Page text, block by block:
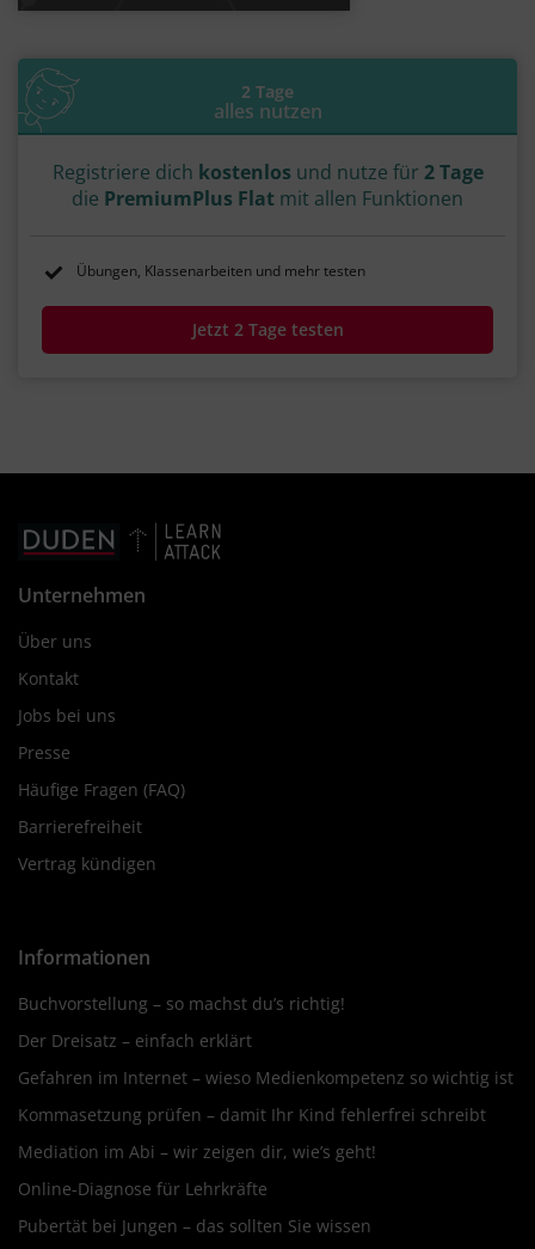
2 Tage
alles nutzen
Registriere dich kostenlos und nutze für 2 Tage
die PremiumPlus Flat mit allen Funktionen
Übungen, Klassenarbeiten und mehr testen
Jetzt 2 Tage testen
Unternehmen
Über uns
Kontakt
Jobs bei uns
Presse
Häufige Fragen (FAQ)
Barrierefreiheit
Vertrag kündigen
Informationen
Buchvorstellung – so machst du’s richtig!
Der Dreisatz – einfach erklärt
Gefahren im Internet – wieso Medienkompetenz so wichtig ist
Kommasetzung prüfen – damit Ihr Kind fehlerfrei schreibt
Mediation im Abi – wir zeigen dir, wie’s geht!
Online-Diagnose für Lehrkräfte
Pubertät bei Jungen – das sollten Sie wissen